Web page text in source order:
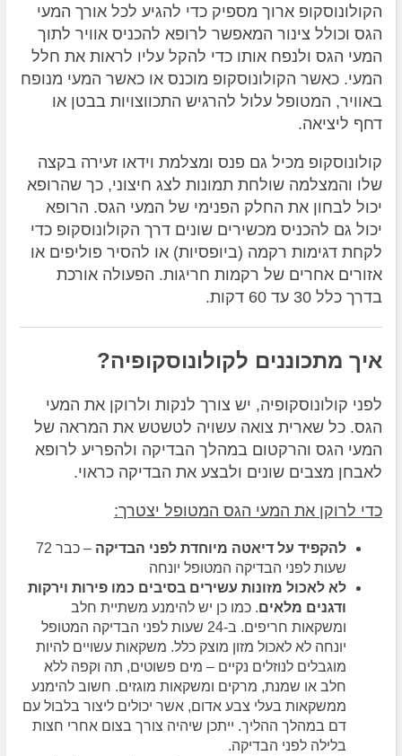
הקולונוסקופ ארוך מספיק כדי להגיע לכל אורך המעי
הגס וכולל צינור המאפשר לרופא להכניס אוויר לתוך
המעי הגס ולנפח אותו כדי להקל עליו לראות את חלל
המעי. כאשר הקולונוסקופ מוכנס או כאשר המעי מנופח
באוויר, המטופל עלול להרגיש התכווצויות בבטן או
דחף ליציאה.
קולונוסקופ מכיל גם פנס ומצלמת וידאו זעירה בקצה
שלו והמצלמה שולחת תמונות לצג חיצוני, כך שהרופא
יכול לבחון את החלק הפנימי של המעי הגס. הרופא
יכול גם להכניס מכשירים שונים דרך הקולונוסקופ כדי
לקחת דגימות רקמה (ביופסיות) או להסיר פוליפים או
אזורים אחרים של רקמות חריגות. הפעולה אורכת
בדרך כלל 30 עד 60 דקות.
איך מתכוננים לקולונוסקופיה?
לפני קולונוסקופיה, יש צורך לנקות ולרוקן את המעי
הגס. כל שארית צואה עשויה לטשטש את המראה של
המעי הגס והרקטום במהלך הבדיקה ולהפריע לרופא
לאבחן מצבים שונים ולבצע את הבדיקה כראוי.
כדי לרוקן את המעי הגס המטופל יצטרך:
להקפיד על דיאטה מיוחדת לפני הבדיקה
– כבר 72
שעות לפני הבדיקה המטופל יונחה
לא לאכול מזונות עשירים בסיבים כמו פירות וירקות
ודגנים מלאים. כמו כן יש להימנע משתיית חלב
ומשקאות חריפים. ב-24 שעות לפני הבדיקה המטופל
יונחה לא לאכול מזון מוצק כלל. משקאות עשויים להיות
מוגבלים לנוזלים נקיים – מים פשוטים, תה וקפה ללא
חלב או שמנת, מרקים ומשקאות מוגזים. חשוב להימנע
ממשקאות בעלי צבע אדום, אשר יכולים ליצור בלבול עם
דם במהלך ההליך. ייתכן שיהיה צורך בצום אחרי חצות
בלילה לפני הבדיקה.